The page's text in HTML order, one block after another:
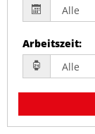
Arbeitszeit: